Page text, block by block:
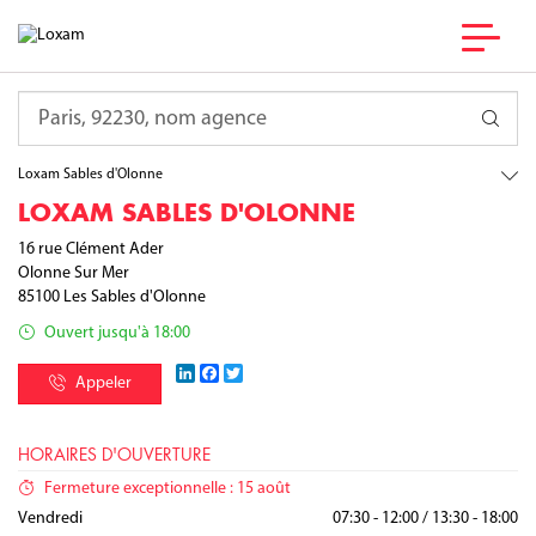
France
Loxam Sables d'Olonne
LOXAM SABLES D'OLONNE
16 rue Clément Ader
Olonne Sur Mer
85100 Les Sables d'Olonne
Ouvert jusqu'à 18:00
Appeler
LinkedInFacebook
HORAIRES D'OUVERTURE
Fermeture exceptionnelle : 15 août
Lundi
07:30 - 12:00 / 13:30 - 18:00
Mardi 07:30 - 12:00 / 13:30 - 18:00
Mercredi 07:30 - 12:00 / 13:30 - 18:00
Jeudi 07:30 - 12:00 / 13:30 - 18:00
Vendredi 07:30 - 12:00 / 13:30 - 18:00